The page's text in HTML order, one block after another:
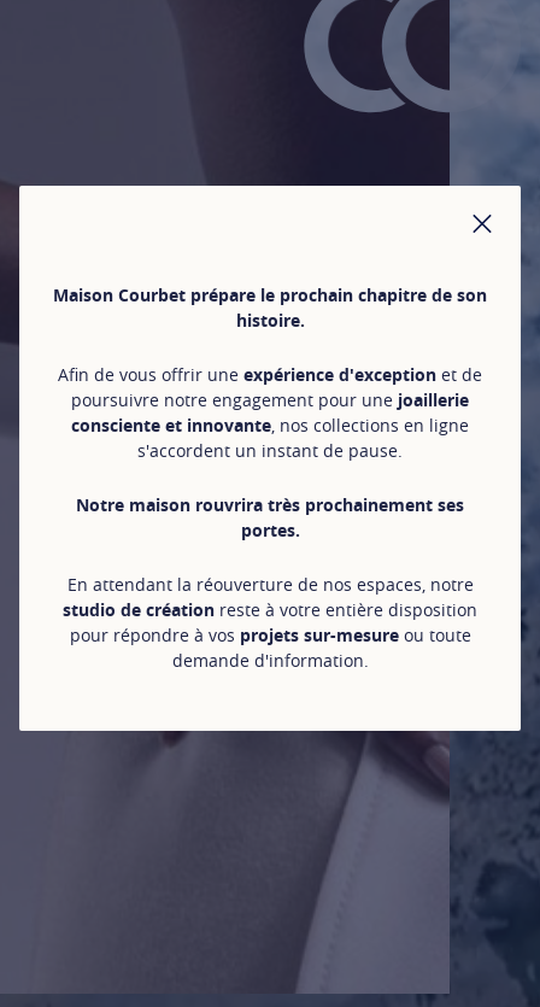
Maison Courbet prépare le prochain chapitre de son
histoire.
Afin de vous offrir une expérience d'exception et de
poursuivre notre engagement pour une joaillerie
consciente et innovante , nos collections en ligne
s'accordent un instant de pause.
Notre maison rouvrira très prochainement ses
portes.
En attendant la réouverture de nos espaces, notre
studio de création reste à votre entière disposition
pour répondre à vos projets sur-mesureou toute
demande d'information.